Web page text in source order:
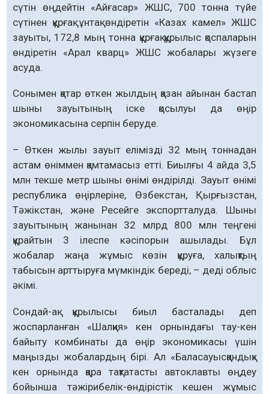
сүтін өңдейтін «Айғасар» ЖШС, 700 тонна түйе
сүтінен құрғақ ұнтақ өндіретін «Казах камел» ЖШС
зауыты, 172,8 мың тонна құрғақ құрылыс қоспаларын
өндіретін «Арал кварц» ЖШС жобалары жүзеге
асуда.
Сонымен қатар өткен жылдың қазан айынан бастап
шыны зауытының іске қосылуы да өңір
экономикасына серпін беруде.
– Өткен жылы зауыт елімізді 32 мың тон­надан
астам өніммен қамтамасыз етті. Биылғы 4 айда 3,5
млн текше метр шыны өнімі өндірілді. Зауыт өнімі
республика өңірлеріне, Өзбекстан, Қырғызстан,
Тәжікстан, және Ресейге экспортталуда. Шыны
зауытының жанынан 32 млрд 800 млн теңгені
құрайтын 3 ілеспе кәсіпорын ашылады. Бұл
жобалар жаңа жұмыс көзін құруға, халықтың
табысын арттыруға мүмкіндік береді, – деді облыс
әкімі.
Сондай-ақ құрылысы биыл басталады деп
жоспарланған «Шалқия» кен орнындағы тау-кен
байыту комбинаты да өңір эконо­микасы үшін
маңызды жобалардың бірі. Ал «Баласауысқандық»
кен орнында қара тақ­татасты автоклавты өңдеу
бойынша тәжі­рибелік-өндірістік кешен жұмыс